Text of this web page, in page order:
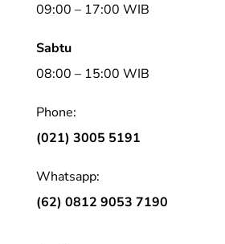
09:00 – 17:00 WIB
Sabtu
08:00 – 15:00 WIB
Phone:
(021) 3005 5191
Whatsapp:
(62) 0812 9053 7190